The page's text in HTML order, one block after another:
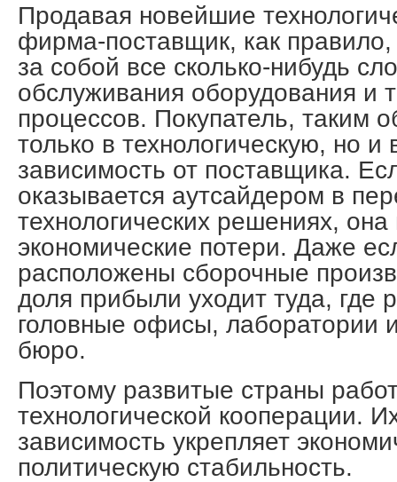
Продавая новейшие
фирма-поставщик, как правило,
за собой все сколько-нибудь
обслуживания оборудования и
процессов. Покупатель, таким
только в технологическую, но и
зависимость от поставщика.
оказывается аутсайдером в
технологических решениях,
экономические потери. Даже
расположены сборочные
доля прибыли уходит туда, где
головные офисы, лаборатории и
бюро.
Поэтому развитые страны
технологической кооперации.
зависимость укрепляет
политическую стабильность.